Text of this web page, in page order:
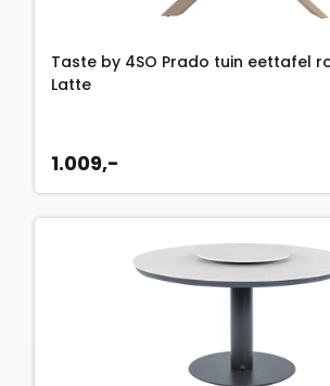
Taste by 4SO Prado tuin eettafel
Latte
1.009,-